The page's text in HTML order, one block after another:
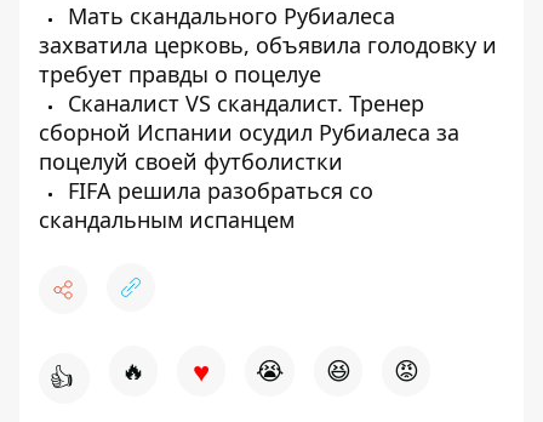
Мать скандального Рубиалеса
захватила церковь, объявила голодовку и
требует правды о поцелуе
Сканалист VS скандалист. Тренер
сборной Испании осудил Рубиалеса за
поцелуй своей футболистки
FIFA решила разобраться со
скандальным испанцем
👍 🔥 ♥ 😭 😆 😡